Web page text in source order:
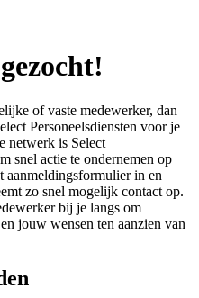
of vaste medewerker, dan
Personeelsdiensten voor je
netwerk is Select
snel actie te ondernemen op
in en
zo snel mogelijk contact op.
bij je langs om
jouw wensen ten aanzien van